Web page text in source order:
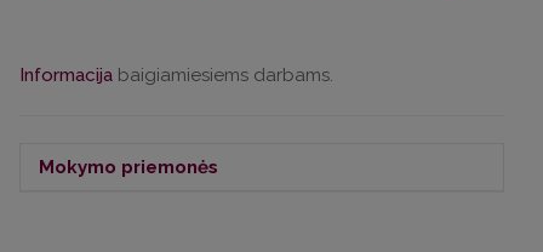
Informacija baigiamiesiems darbams.
Mokymo priemonės